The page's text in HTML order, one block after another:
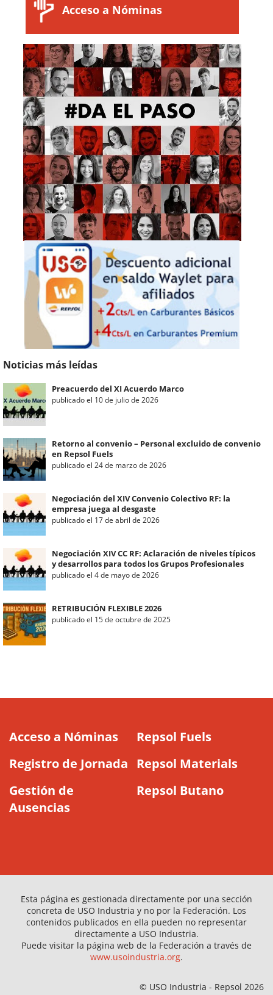
Acceso a Nóminas
Noticias más leídas
Preacuerdo del XI Acuerdo Marco
publicado el 10 de julio de 2026
Retorno al convenio – Personal excluido de convenio
en Repsol Fuels
publicado el 24 de marzo de 2026
Negociación del XIV Convenio Colectivo RF: la
empresa juega al desgaste
publicado el 17 de abril de 2026
Negociación XIV CC RF: Aclaración de niveles típicos
y desarrollos para todos los Grupos Profesionales
publicado el 4 de mayo de 2026
RETRIBUCIÓN FLEXIBLE 2026
publicado el 15 de octubre de 2025
Acceso a Nóminas
Registro de Jornada
Gestión de
Ausencias
Repsol Fuels
Repsol Materials
Repsol Butano
Esta página es gestionada directamente por una sección
concreta de USO Industria y no por la Federación. Los
contenidos publicados en ella pueden no representar
directamente a USO Industria.
Puede visitar la página web de la Federación a través de
www.usoindustria.org.
© USO Industria - Repsol 2026